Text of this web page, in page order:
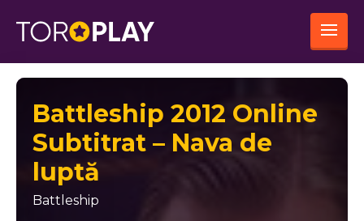
Battleship 2012 Online
Subtitrat – Nava de
luptă
Battleship